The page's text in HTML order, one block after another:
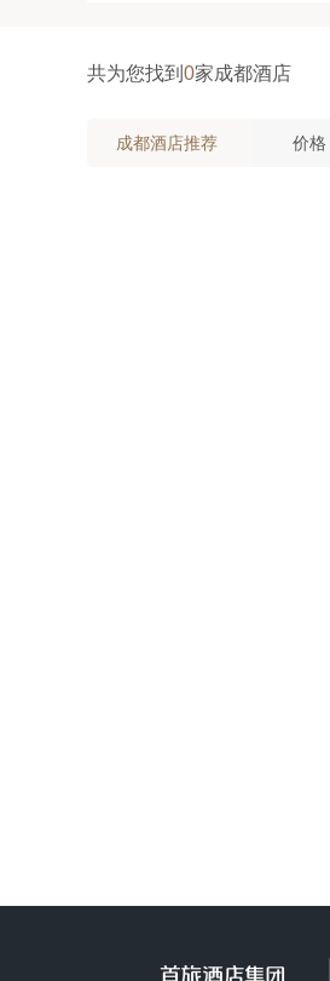
共为您找到 0家成都酒店
成都酒店推荐 价格